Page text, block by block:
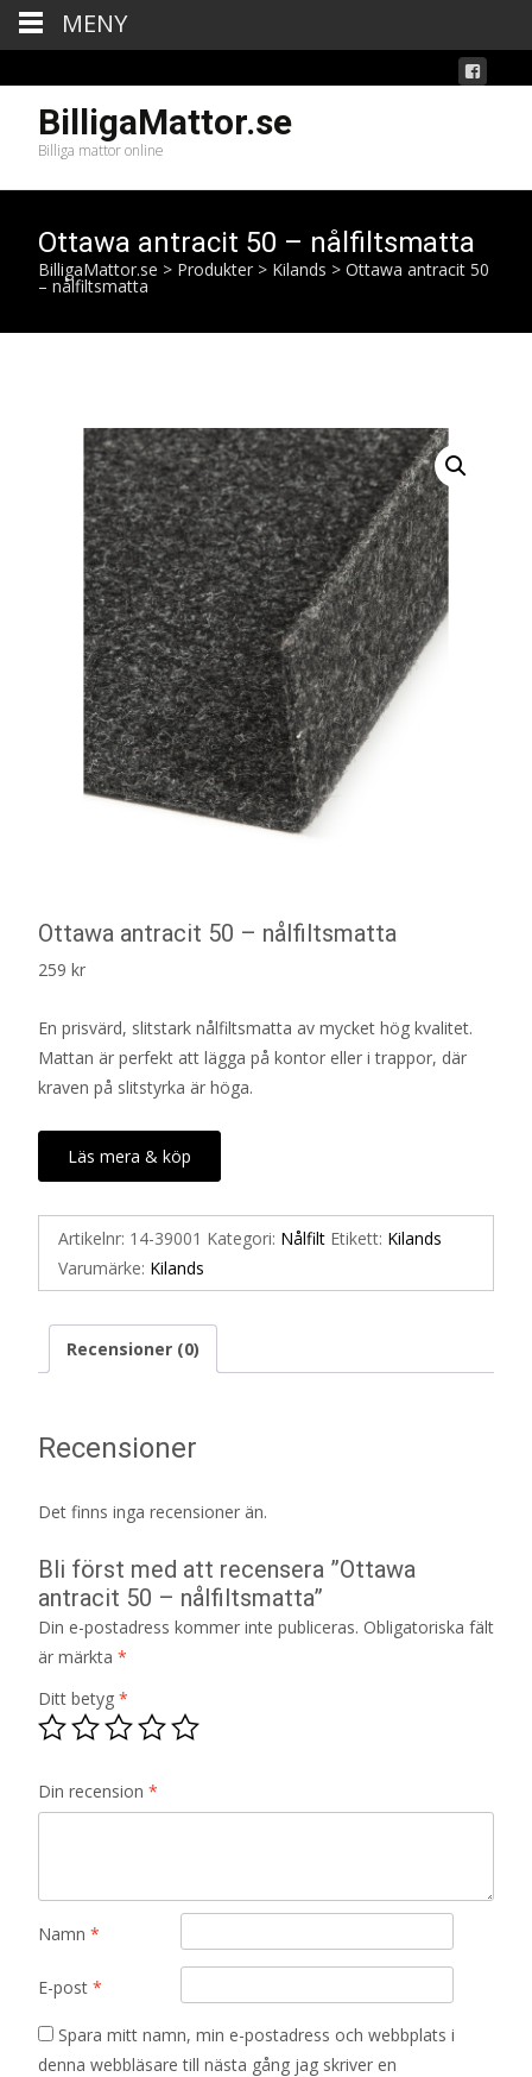
BilligaMattor.se
Billiga mattor online
Ottawa antracit 50 – nålfiltsmatta
BilligaMattor.se > Produkter > Kilands > Ottawa antracit 50
– nålfiltsmatta
Ottawa antracit 50 – nålfiltsmatta
259 kr
En prisvärd, slitstark nålfiltsmatta av mycket hög kvalitet.
Mattan är perfekt att lägga på kontor eller i trappor, där
kraven på slitstyrka är höga.
Läs mera & köp
Artikelnr: 14-39001 Kategori: Nålfilt Etikett: Kilands
Varumärke: Kilands
Recensioner (0)
Recensioner
Det finns inga recensioner än.
Bli först med att recensera ”Ottawa
antracit 50 – nålfiltsmatta”
Din e-postadress kommer inte publiceras. Obligatoriska fält
är märkta *
Ditt betyg *
Din recension *
Namn *
E-post *
Spara mitt namn, min e-postadress och webbplats i
denna webbläsare till nästa gång jag skriver en
MENY